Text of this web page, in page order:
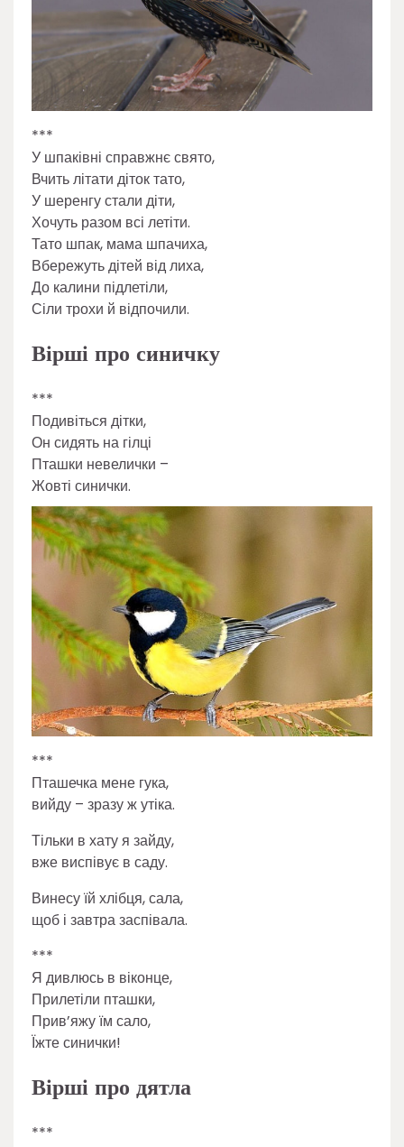
***
У шпаківні справжнє свято,
Вчить літати діток тато,
У шеренгу стали діти,
Хочуть разом всі летіти.
Тато шпак, мама шпачиха,
Вбережуть дітей від лиха,
До калини підлетіли,
Сіли трохи й відпочили.
Вірші про синичку
***
Подивіться дітки,
Он сидять на гілці
Пташки невелички –
Жовті синички.
***
Пташечка мене гука,
вийду – зразу ж утіка.
Тільки в хату я зайду,
вже виспівує в саду.
Винесу їй хлібця, сала,
щоб і завтра заспівала.
***
Я дивлюсь в віконце,
Прилетіли пташки,
Прив’яжу їм сало,
Їжте синички!
Вірші про дятла
***